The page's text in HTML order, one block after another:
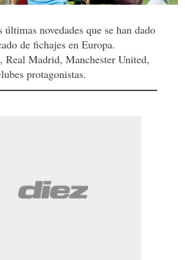
últimas novedades que se han dado
de fichajes en Europa.
Real Madrid, Manchester United,
protagonistas.